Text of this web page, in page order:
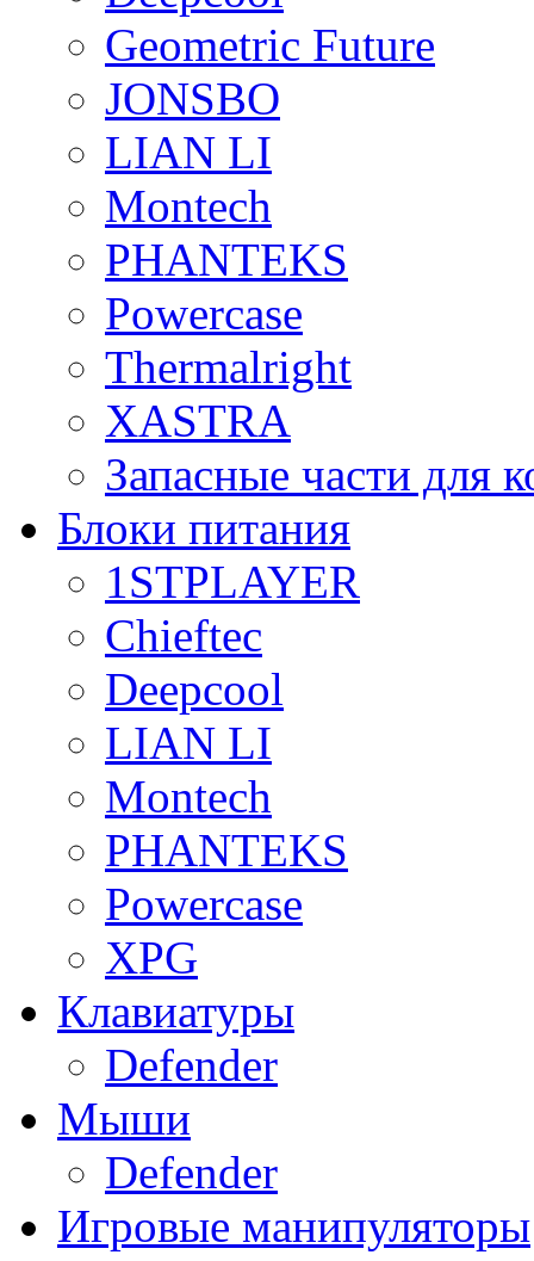
Geometric Future
JONSBO
LIAN LI
Montech
PHANTEKS
Powercase
Thermalright
XASTRA
Запасные части для
Блоки питания
1STPLAYER
Chieftec
Deepcool
LIAN LI
Montech
PHANTEKS
Powercase
XPG
Клавиатуры
Defender
Мыши
Defender
Игровые манипуляторы